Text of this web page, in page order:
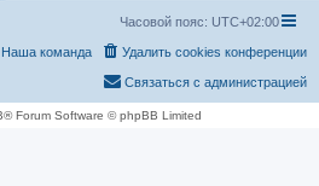
Часовой пояс: UTC+02:00
Удалить cookies конференции
Наша команда
Связаться с администрацией
Forum Software © phpBB Limited